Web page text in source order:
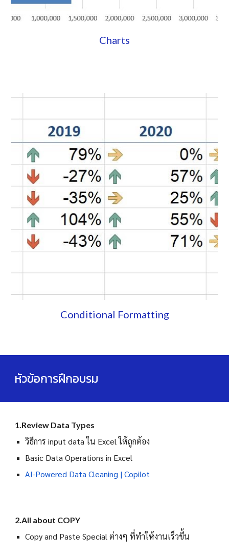
Charts
Conditional Formatting
หัวข้อการฝึกอบรม
1.Review Data Types
วิธีการ input data ใน Excel ให้ถูกต้อง
Basic Data Operations in Excel
AI-Powered Data Cleaning | Copilot
2.All about COPY
Copy and Paste Special ต่างๆ ที่ทำให้งานเร็วขึ้น